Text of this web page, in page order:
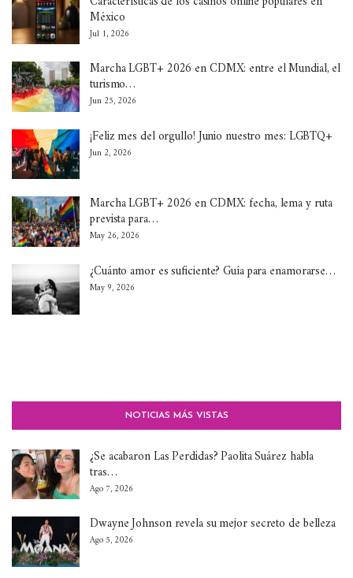
México
Jul 1, 2026
Marcha LGBT+ 2026 en CDMX: entre el Mundial, el
turismo…
Jun 25, 2026
¡Feliz mes del orgullo! Junio nuestro mes: LGBTQ+
Jun 2, 2026
Marcha LGBT+ 2026 en CDMX: fecha, lema y ruta
prevista para…
May 26, 2026
¿Cuánto amor es suficiente? Guía para enamorarse…
May 9, 2026
NOTICIAS MÁS VISTAS
¿Se acabaron Las Perdidas? Paolita Suárez habla
tras…
Ago 7, 2026
Dwayne Johnson revela su mejor secreto de belleza
Ago 5, 2026